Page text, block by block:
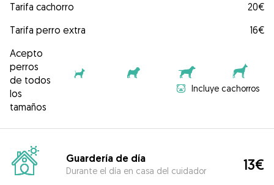
Tarifa cachorro
20€
Tarifa perro extra
16€
Acepto
perros
de todos
los
tamaños
Incluye cachorros
Guardería de día
Durante el día en casa del cuidador 13€